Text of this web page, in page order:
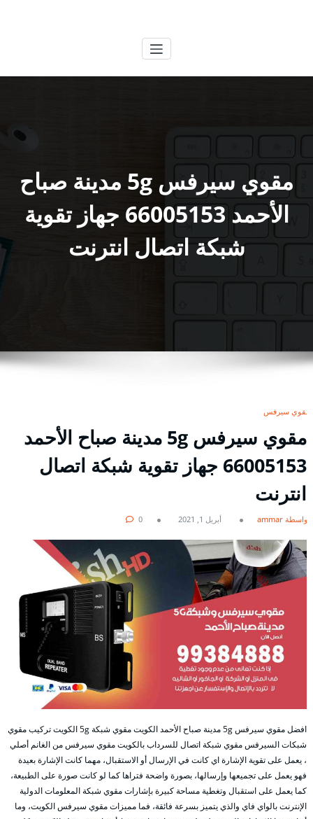
مقوي سيرفس 5g مدينة صباح
الأحمد 66005153 جهاز تقوية
شبكة اتصال انترنت
مقوي سيرفس
مقوي سيرفس 5g مدينة صباح الأحمد
66005153 جهاز تقوية شبكة اتصال
انترنت
بواسطة ammar أبريل 1, 2021 0
افضل مقوي سيرفس 5g مدينة صباح الأحمد الكويت مقوي شبكة 5g الكويت تركيب مقوي
شبكات السيرفس مقوي شبكة اتصال للسرداب بالكويت مقوي سيرفس من الغانم أصلي
، يعمل على تقوية الإشارة اي كانت في الإرسال أو الاستقبال، مهما كانت الإشارة بعيدة
فهو يعمل على تجميعها وإرسالها، بصورة واضحة فتراها كما لو كانت صورة على الطبيعة،
كما يعمل على استقبال وتغطية مساحة كبيرة بإشارات مقوي شبكة المعلومات الدولية
الإنترنت بالواي فاي والذي يتميز بسرعة فائقة، فما مميزات مقوي سيرفس الكويت، وما